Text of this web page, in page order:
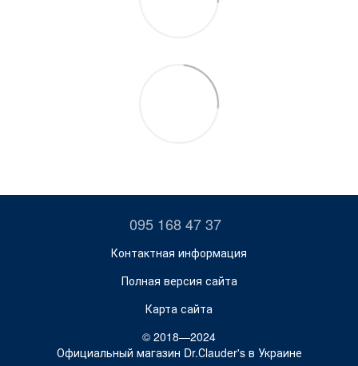
095 168 47 37
Контактная информация
Полная версия сайта
Карта сайта
© 2018—2024
Официальный магазин Dr.Сlauder's в Украине